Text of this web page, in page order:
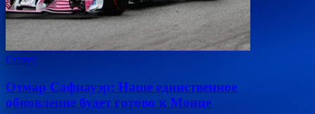
Спорт
Отмар Сафнауэр: Наше единственное
обновление будет готово к Монце